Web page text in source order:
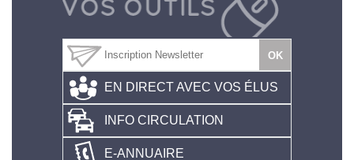
EN DIRECT AVEC VOS ÉLUS
INFO CIRCULATION
E-ANNUAIRE